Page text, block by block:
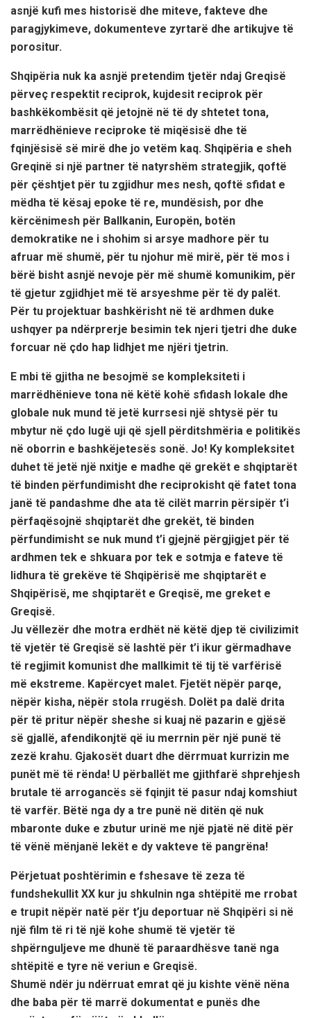
asnjë kufi mes historisë dhe miteve, fakteve dhe
paragjykimeve, dokumenteve zyrtarë dhe artikujve të
porositur.
Shqipëria nuk ka asnjë pretendim tjetër ndaj Greqisë
përveç respektit reciprok, kujdesit reciprok për
bashkëkombësit që jetojnë në të dy shtetet tona,
marrëdhënieve reciproke të miqësisë dhe të
fqinjësisë së mirë dhe jo vetëm kaq. Shqipëria e sheh
Greqinë si një partner të natyrshëm strategjik, qoftë
për çështjet për tu zgjidhur mes nesh, qoftë sfidat e
mëdha të kësaj epoke të re, mundësish, por dhe
kërcënimesh për Ballkanin, Europën, botën
demokratike ne i shohim si arsye madhore për tu
afruar më shumë, për tu njohur më mirë, për të mos i
bërë bisht asnjë nevoje për më shumë komunikim, për
të gjetur zgjidhjet më të arsyeshme për të dy palët.
Për tu projektuar bashkërisht në të ardhmen duke
ushqyer pa ndërprerje besimin tek njeri tjetri dhe duke
forcuar në çdo hap lidhjet me njëri tjetrin.
E mbi të gjitha ne besojmë se kompleksiteti i
marrëdhënieve tona në këtë kohë sfidash lokale dhe
globale nuk mund të jetë kurrsesi një shtysë për tu
mbytur në çdo lugë uji që sjell përditshmëria e politikës
në oborrin e bashkëjetesës sonë. Jo! Ky kompleksitet
duhet të jetë një nxitje e madhe që grekët e shqiptarët
të binden përfundimisht dhe reciprokisht që fatet tona
janë të pandashme dhe ata të cilët marrin përsipër t’i
përfaqësojnë shqiptarët dhe grekët, të binden
përfundimisht se nuk mund t’i gjejnë përgjigjet për të
ardhmen tek e shkuara por tek e sotmja e fateve të
lidhura të grekëve të Shqipërisë me shqiptarët e
Shqipërisë, me shqiptarët e Greqisë, me greket e
Greqisë.
Ju vëllezër dhe motra erdhët në këtë djep të civilizimit
të vjetër të Greqisë së lashtë për t’i ikur gërmadhave
të regjimit komunist dhe mallkimit të tij të varfërisë
më ekstreme. Kapërcyet malet. Fjetët nëpër parqe,
nëpër kisha, nëpër stola rrugësh. Dolët pa dalë drita
për të pritur nëpër sheshe si kuaj në pazarin e gjësë
së gjallë, afendikonjtë që iu merrnin për një punë të
zezë krahu. Gjakosët duart dhe dërrmuat kurrizin me
punët më të rënda! U përballët me gjithfarë shprehjesh
brutale të arrogancës së fqinjit të pasur ndaj komshiut
të varfër. Bëtë nga dy a tre punë në ditën që nuk
mbaronte duke e zbutur urinë me një pjatë në ditë për
të vënë mënjanë lekët e dy vakteve të pangrëna!
Përjetuat poshtërimin e fshesave të zeza të
fundshekullit XX kur ju shkulnin nga shtëpitë me rrobat
e trupit nëpër natë për t’ju deportuar në Shqipëri si në
një film të ri të një kohe shumë të vjetër të
shpërnguljeve me dhunë të paraardhësve tanë nga
shtëpitë e tyre në veriun e Greqisë.
Shumë ndër ju ndërruat emrat që ju kishte vënë nëna
dhe baba për të marrë dokumentat e punës dhe